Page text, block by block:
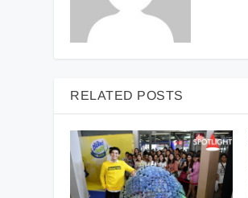
RELATED POSTS